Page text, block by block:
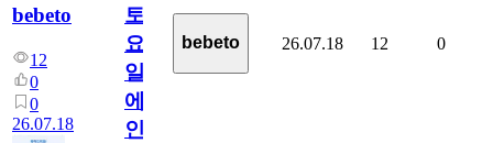
bebeto
12
0
0
26.07.18
토
요
일
에
인
bebeto 26.07.18 12 0